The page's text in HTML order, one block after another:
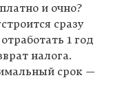
и очно?
сразу
1 год
налога.
срок —